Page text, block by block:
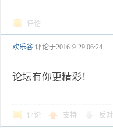
评论
欢乐谷 评论于2016-9-29 06:24
论坛有你更精彩！
评论 支持 反对